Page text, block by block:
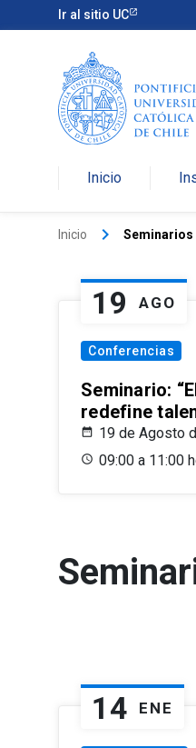
Ir al sitio UC
Inicio
Inicio keyboard_arrow_right Seminarios
19 AGO
Conferencias
Seminario:
redefine
19 de Agosto
09:00 a 11:00
14 ENE